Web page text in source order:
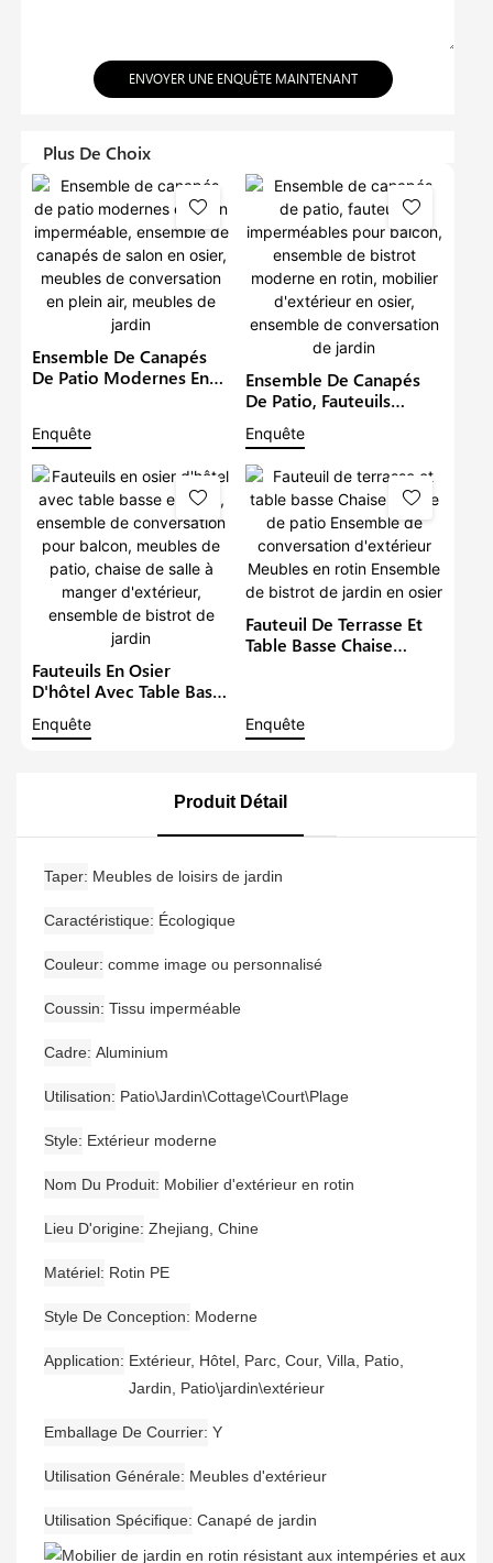
ENVOYER UNE ENQUÊTE MAINTENANT
Plus De Choix
Ensemble De Canapés
De Patio Modernes En
De Salon En Osier,
Meubles De
Conversation En Plein
Air, Meubles De Jardin
Enquête
Ensemble De Canapés
De Patio, Fauteuils
Imperméables Pour
Balcon, Ensemble De
Bistrot Moderne En
Rotin, Mobilier
D'extérieur En Osier,
Ensemble De
Conversation De Jardin
Enquête
Fauteuils En Osier
D'hôtel Avec Table Basse
Conversation Pour
Manger D'extérieur,
Ensemble De Bistrot De
Jardin
Enquête
Fauteuil De Terrasse Et
Table Basse Chaise
D'extérieur Meubles En
Osier
Enquête
Produit Détail
Taper Meubles de loisirs de jardin
Caractéristique Écologique
Couleur comme image ou personnalisé
Coussin Tissu imperméable
Cadre Aluminium
Utilisation Patio\Jardin\Cottage\Court\Plage
Style Extérieur moderne
Nom Du Produit Mobilier d'extérieur en rotin
Lieu D'origine Zhejiang, Chine
Matériel Rotin PE
Style De Conception Moderne
Application
Extérieur, Hôtel, Parc, Cour, Villa, Patio,
Jardin, Patio\jardin\extérieur
Emballage De Courrier Y
Utilisation Générale Meubles d'extérieur
Utilisation Spécifique Canapé de jardin